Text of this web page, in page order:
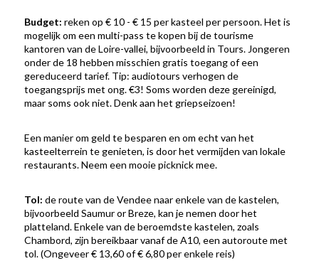
Budget: reken op € 10 - € 15 per kasteel per persoon. Het is
mogelijk om een multi-pass te kopen bij de tourisme
kantoren van de Loire-vallei, bijvoorbeeld in Tours. Jongeren
onder de 18 hebben misschien gratis toegang of een
gereduceerd tarief. Tip: audiotours verhogen de
toegangsprijs met ong. €3! Soms worden deze gereinigd,
maar soms ook niet. Denk aan het griepseizoen!
Een manier om geld te besparen en om echt van het
kasteelterrein te genieten, is door het vermijden van lokale
restaurants. Neem een mooie picknick mee.
Tol: de route van de Vendee naar enkele van de kastelen,
bijvoorbeeld Saumur or Breze, kan je nemen door het
platteland. Enkele van de beroemdste kastelen, zoals
Chambord, zijn bereikbaar vanaf de A10, een autoroute met
tol. (Ongeveer € 13,60 of € 6,80 per enkele reis)